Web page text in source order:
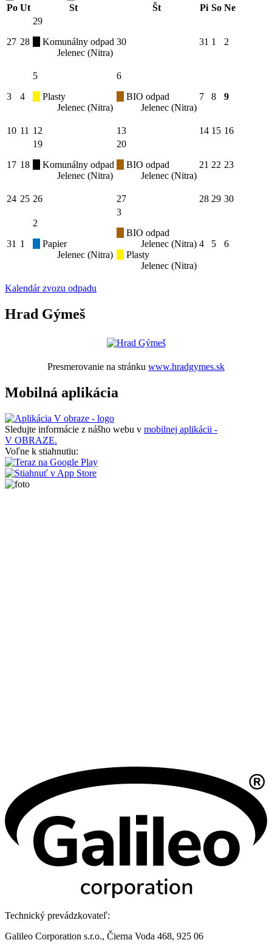
Po Ut St Št Pi So Ne
27 28
29
Komunálny odpad
Jelenec (Nitra)
30 31 1 2
3 4
5
Plasty
Jelenec (Nitra)
6
BIO odpad
Jelenec (Nitra)
7 8 9
10 11 12 13 14 15 16
17 18
19
Komunálny odpad
Jelenec (Nitra)
20
BIO odpad
Jelenec (Nitra)
21 22 23
24 25 26 27 28 29 30
31 1
2
Papier
Jelenec (Nitra)
3
BIO odpad
Jelenec (Nitra)
Plasty
Jelenec (Nitra)
4 5 6
Kalendár zvozu odpadu
Hrad Gýmeš
Presmerovanie na stránku www.hradgymes.sk
Mobilná aplikácia
Sledujte informácie z nášho webu v mobilnej aplikácii -
V OBRAZE.
Voľne k stiahnutiu:
Technický prevádzkovateľ:
Galileo Corporation s.r.o., Čierna Voda 468, 925 06